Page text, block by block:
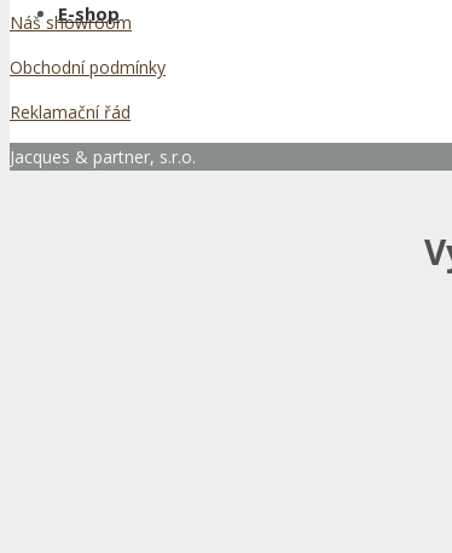
E-shop
Náš showroom
Obchodní podmínky
Reklamační řád
Jacques & partner, s.r.o.